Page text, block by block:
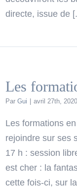
directe, issue de
Les
Par Gui avril 27th, 2020
Les formations
rejoindre sur ses
17 h : session
est cher : la
cette fois-ci, sur